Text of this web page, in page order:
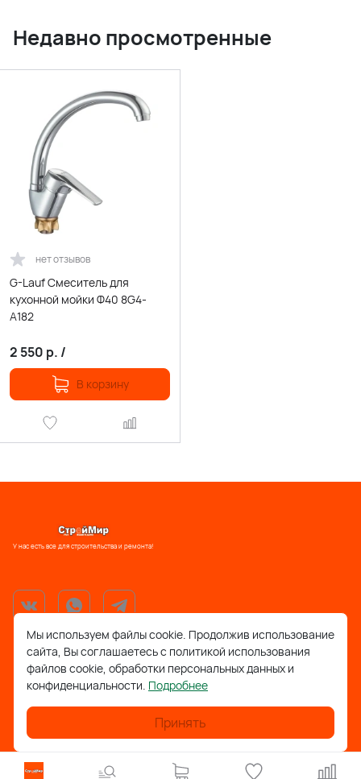
Недавно просмотренные
нет отзывов
G-Lauf Смеситель для
кухонной мойки Ф40 8G4-
A182
2 550 р. /
В корзину
У нас есть все для строительства и ремонта!
support@stroymir48.ru
Липецкая обл., г. Грязи, ул. 30 лет Победы, 52, ТРЦ
Мы используем файлы cookie. Продолжив использование
сайта, Вы соглашаетесь с политикой использования
файлов cookie, обработки персональных данных и
конфиденциальности. Подробнее
Принять